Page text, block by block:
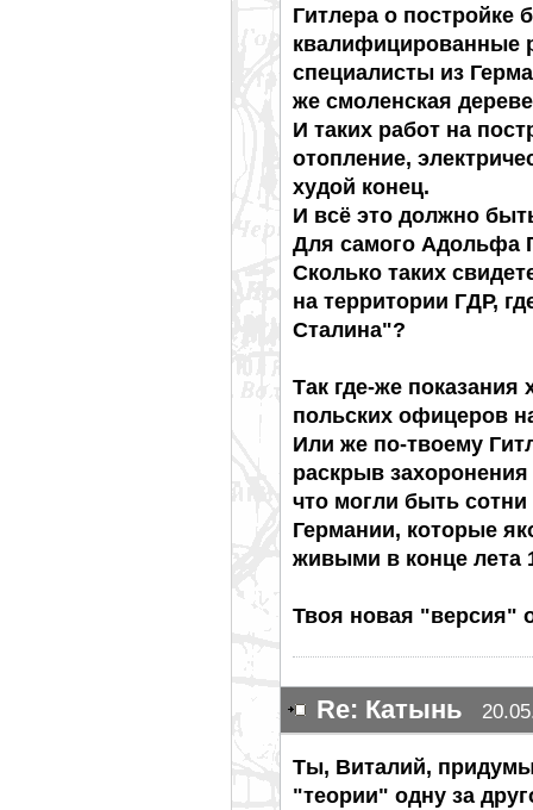
Гитлера о постройке
квалифицированные
специалисты из
же смоленская
И таких работ на
отопление,
худой конец.
И всё это должно
Для самого Адольфа
Сколько таких
на территории ГДР,
Сталина"?
Так где-же показания
польских офицеров
Или же по-твоему
раскрыв
что могли быть
Германии, которые
живыми в конце лета
Твоя новая "версия"
Re: Катынь
Ты, Виталий,
"теории" одну за